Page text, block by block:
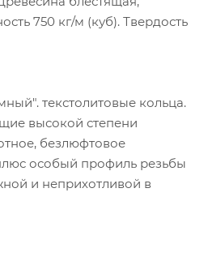
750 кг/м (куб). Твердость
текстолитовые кольца.
высокой степени
безлюфтовое
особый профиль резьбы
и неприхотливой в